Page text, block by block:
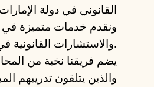
القانوني في دولة
ونقدم خدمات متميزة
والاستشارات القانونية في مختلف القطاعات.
يضم فريقنا نخبة من
والذين يتلقون تدريبهم